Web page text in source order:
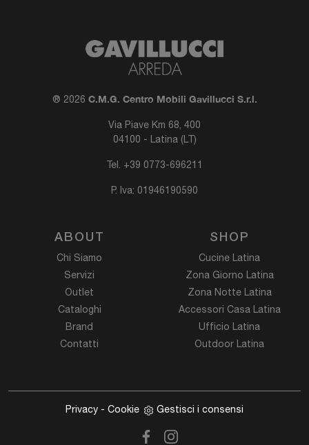
® 2026 C.M.G. Centro Mobili Gavillucci S.r.l.
Via Piave Km 68, 400
04100 - Latina (LT)
Tel. +39 0773-696211
P. Iva: 01946190590
ABOUT
Chi Siamo
Servizi
Outlet
Cataloghi
Brand
Contatti
SHOP
Cucine Latina
Zona Giorno Latina
Zona Notte Latina
Accessori Casa Latina
Ufficio Latina
Outdoor Latina
Privacy - Cookie Gestisci i consensi